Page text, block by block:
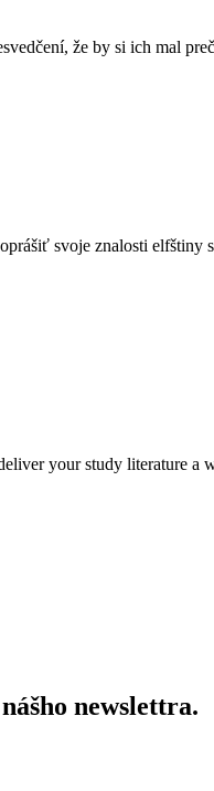
že by si ich mal
svoje znalosti elfštiny
your study
newslettra.